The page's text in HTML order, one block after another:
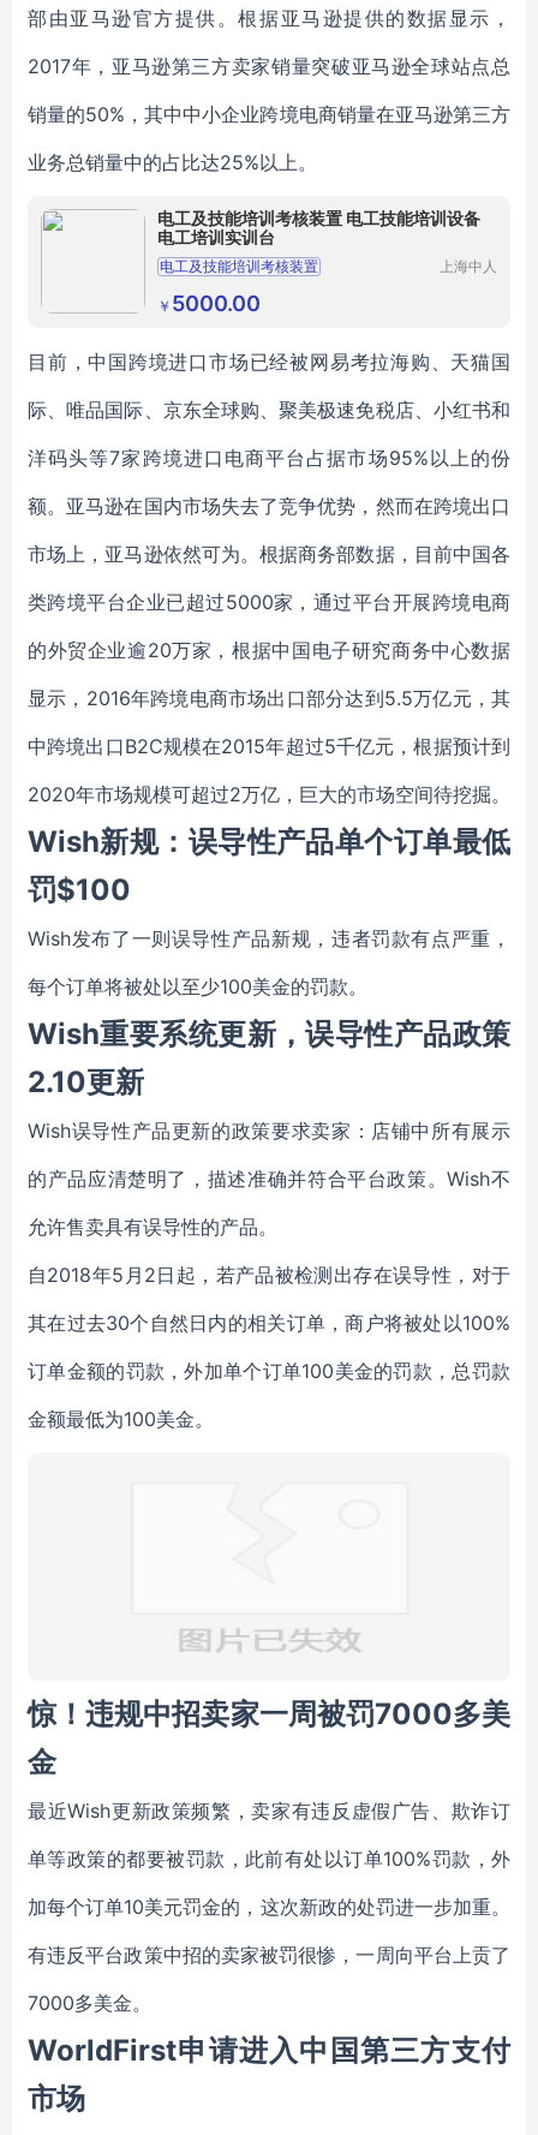
部由亚马逊官方提供。根据亚马逊提供的数据显示，
2017年，亚马逊第三方卖家销量突破亚马逊全球站点总
销量的50%，其中中小企业跨境电商销量在亚马逊第三方
业务总销量中的占比达25%以上。
电工及技能培训考核装置 电工技能培训设备
电工培训实训台
电工及技能培训考核装置
电工技能培训设备
电工技术教学设备
上海中人
￥ 5000.00
目前，中国跨境进口市场已经被网易考拉海购、天猫国
际、唯品国际、京东全球购、聚美极速免税店、小红书和
洋码头等7家跨境进口电商平台占据市场95%以上的份
额。亚马逊在国内市场失去了竞争优势，然而在跨境出口
市场上，亚马逊依然可为。根据商务部数据，目前中国各
类跨境平台企业已超过5000家，通过平台开展跨境电商
的外贸企业逾20万家，根据中国电子研究商务中心数据
显示，2016年跨境电商市场出口部分达到5.5万亿元，其
中跨境出口B2C规模在2015年超过5千亿元，根据预计到
2020年市场规模可超过2万亿，巨大的市场空间待挖掘。
Wish新规：误导性产品单个订单最低
罚$100
Wish发布了一则误导性产品新规，违者罚款有点严重，
每个订单将被处以至少100美金的罚款。
Wish重要系统更新，误导性产品政策
2.10更新
Wish误导性产品更新的政策要求卖家：店铺中所有展示
的产品应清楚明了，描述准确并符合平台政策。Wish不
允许售卖具有误导性的产品。
自2018年5月2日起，若产品被检测出存在误导性，对于
其在过去30个自然日内的相关订单，商户将被处以100%
订单金额的罚款，外加单个订单100美金的罚款，总罚款
金额最低为100美金。
惊！违规中招卖家一周被罚7000多美
金
最近Wish更新政策频繁，卖家有违反虚假广告、欺诈订
单等政策的都要被罚款，此前有处以订单100%罚款，外
加每个订单10美元罚金的，这次新政的处罚进一步加重。
有违反平台政策中招的卖家被罚很惨，一周向平台上贡了
7000多美金。
WorldFirst申请进入中国第三方支付
市场